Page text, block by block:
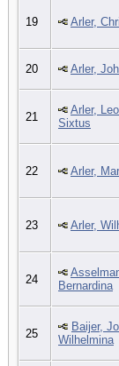
19 Arler,
20 Arler,
21
Arler,
Sixtus
22 Arler,
23 Arler,
24
Bernardina
25
Baijer,
Wilhelmina